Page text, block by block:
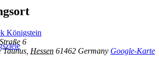
Königstein
6
Taunus Hessen 61462 Germany Google-Karte